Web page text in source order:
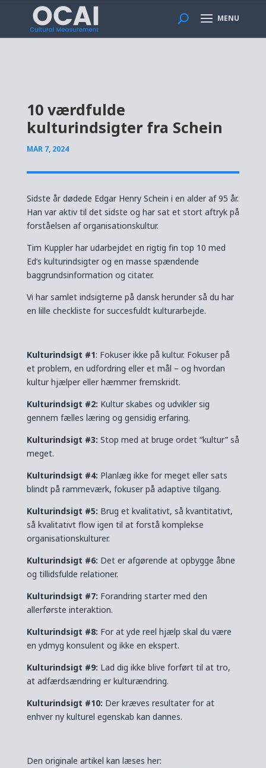
MENU
10 værdfulde
kulturindsigter fra Schein
MAR 7, 2024
Sidste år dødede Edgar Henry Schein i en alder af 95 år.
Han var aktiv til det sidste og har sat et stort aftryk på
forståelsen af organisationskultur.
Tim Kuppler har udarbejdet en rigtig fin top 10 med
Ed’s kulturindsigter og en masse spændende
baggrundsinformation og citater.
Vi har samlet indsigterne på dansk herunder så du har
en lille checkliste for succesfuldt kulturarbejde.
Kulturindsigt #1: Fokuser ikke på kultur. Fokuser på
et problem, en udfordring eller et mål – og hvordan
kultur hjælper eller hæmmer fremskridt.
Kulturindsigt #2: Kultur skabes og udvikler sig
gennem fælles læring og gensidig erfaring.
Kulturindsigt #3: Stop med at bruge ordet “kultur” så
meget.
Kulturindsigt #4: Planlæg ikke for meget eller sats
blindt på rammeværk, fokuser på adaptive tilgang.
Kulturindsigt #5: Brug et kvalitativt, så kvantitativt,
så kvalitativt flow igen til at forstå komplekse
organisationskulturer.
Kulturindsigt #6: Det er afgørende at opbygge åbne
og tillidsfulde relationer.
Kulturindsigt #7: Forandring starter med den
allerførste interaktion.
Kulturindsigt #8: For at yde reel hjælp skal du være
en ydmyg konsulent og ikke en ekspert.
Kulturindsigt #9: Lad dig ikke blive forført til at tro,
at adfærdsændring er kulturændring.
Kulturindsigt #10: Der kræves resultater for at
enhver ny kulturel egenskab kan dannes.
Den originale artikel kan læses her: